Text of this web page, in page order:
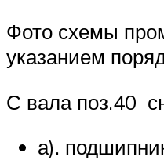
Фото схемы
указанием
С вала поз.40
а).